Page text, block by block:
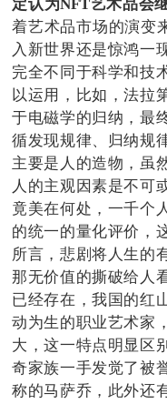
定认为NFT艺术品会
着艺术品市场的演变
入新世界还是惊鸿一
完全不同于科学和技
以运用，比如，法拉
于电磁学的归纳，最
循发现规律、归纳规
主要是人的造物，虽
人的主观因素是不可
竟美在何处，一千个
的统一的量化评价，
所言，悲剧将人生的
那无价值的撕破给人
已经存在，我国的红
动为生的职业艺术家
大，这一特点明显区
奇家族一手发觉了被
称的马萨乔，此外还